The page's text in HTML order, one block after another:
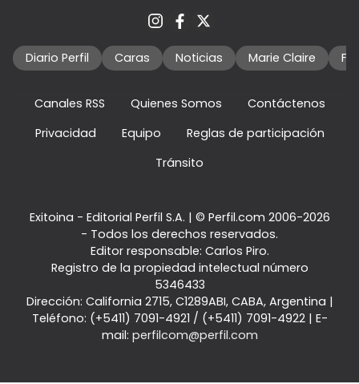
Diario Perfil Caras Noticias Marie Claire
Canales RSS Quienes Somos
Contáctenos
Privacidad
Equipo
Reglas de participación
Tránsito
Exitoina - Editorial Perfil S.A. | © Perfil.com 2006-2026
- Todos los derechos reservados.
Editor responsable: Carlos Piro.
Registro de la propiedad intelectual número
5346433
Dirección: California 2715, C1289ABI, CABA, Argentina |
Teléfono: (+5411) 7091-4921 / (+5411) 7091-4922| E-
mail: perfilcom@perfil.com